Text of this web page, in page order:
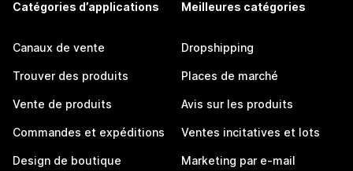
Catégories d’applications
Canaux de vente
Trouver des produits
Vente de produits
Commandes et expéditions
Design de boutique
Meilleures catégories
Dropshipping
Places de marché
Avis sur les produits
Ventes incitatives et lots
Marketing par e-mail